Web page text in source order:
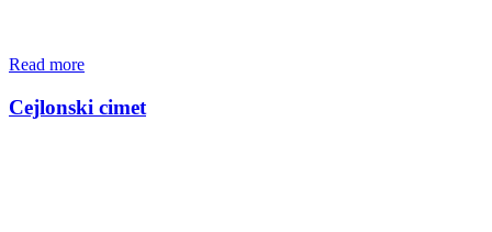
Read more
Cejlonski cimet